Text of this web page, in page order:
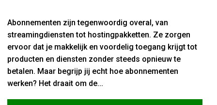
Abonnementen zijn tegenwoordig overal, van
streamingdiensten tot hostingpakketten. Ze zorgen
ervoor dat je makkelijk en voordelig toegang krijgt tot
producten en diensten zonder steeds opnieuw te
betalen. Maar begrijp jij echt hoe abonnementen
werken? Het draait om de...